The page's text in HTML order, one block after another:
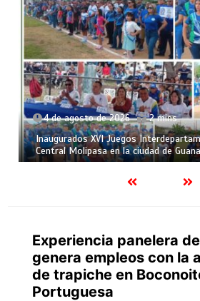
4 de agosto de 2026 2 mins
Inaugurados XVI Juegos
Central Molipasa en la ciudad de
Experiencia panelera
genera empleos con la
de trapiche en
Portuguesa